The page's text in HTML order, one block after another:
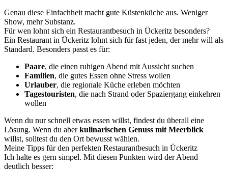
Genau diese Einfachheit macht gute Küstenküche aus. Weniger
Show, mehr Substanz.
Für wen lohnt sich ein Restaurantbesuch in Ückeritz besonders?
Ein Restaurant in Ückeritz lohnt sich für fast jeden, der mehr will als
Standard. Besonders passt es für:
Paare, die einen ruhigen Abend mit Aussicht suchen
Familien, die gutes Essen ohne Stress wollen
Urlauber, die regionale Küche erleben möchten
Tagestouristen, die nach Strand oder Spaziergang einkehren
wollen
Wenn du nur schnell etwas essen willst, findest du überall eine
Lösung. Wenn du aberkulinarischen Genuss mit Meerblick
willst, solltest du den Ort bewusst wählen.
Meine Tipps für den perfekten Restaurantbesuch in Ückeritz
Ich halte es gern simpel. Mit diesen Punkten wird der Abend
deutlich besser: